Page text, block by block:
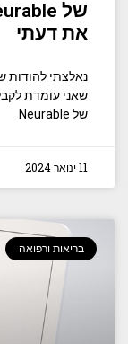
את דעתי
נאלצתי להודות
שאני עומדת
של Neurable
11 ינואר 2024
בריאות ורפואה